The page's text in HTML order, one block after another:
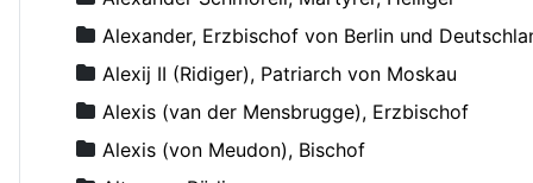
Alexander, Erzbischof von Berlin und
Alexij II (Ridiger), Patriarch von Moskau
Alexis (van der Mensbrugge), Erzbischof
Alexis (von Meudon), Bischof